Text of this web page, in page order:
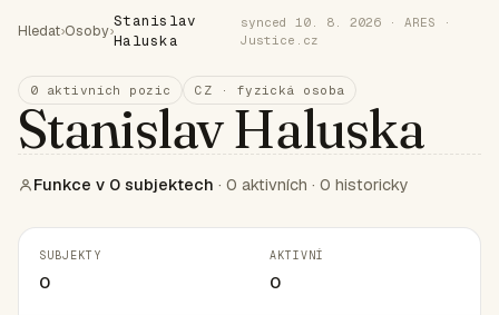
Hledat›Osoby›
Stanislav
Haluska
synced 10. 8. 2026 · ARES ·
Justice.cz
0 aktivních pozic CZ · fyzická osoba
Stanislav Haluska
Funkce v 0 subjektech · 0 aktivních · 0 historicky
SUBJEKTY
0
AKTIVNÍ
0